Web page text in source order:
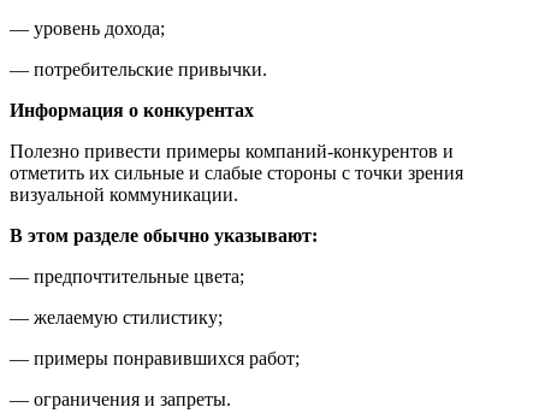
— уровень дохода;
— потребительские привычки.
Информация о конкурентах
Полезно привести примеры компаний-конкурентов и
отметить их сильные и слабые стороны с точки зрения
визуальной коммуникации.
В этом разделе обычно указывают:
— предпочтительные цвета;
— желаемую стилистику;
— примеры понравившихся работ;
— ограничения и запреты.